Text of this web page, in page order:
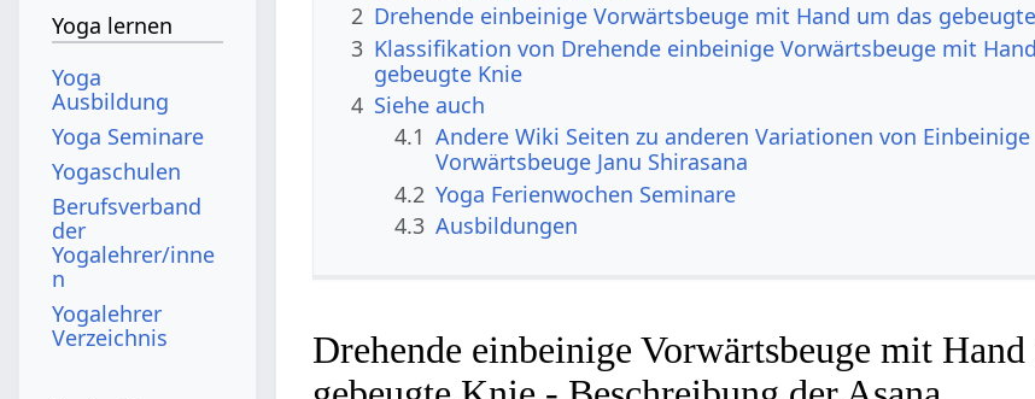
2 Drehende einbeinige Vorwärtsbeuge mit Hand um das
3 Klassifikation von Drehende einbeinige Vorwärtsbeuge mit
gebeugte Knie
4 Siehe auch
4.1 Andere Wiki Seiten zu anderen Variationen von Einbeinige
Vorwärtsbeuge Janu Shirasana
4.2 Yoga Ferienwochen Seminare
4.3 Ausbildungen
Drehende einbeinige Vorwärtsbeuge mit Hand
Yoga lernen
Yoga
Ausbildung
Yoga Seminare
Yogaschulen
Berufsverband
der
Yogalehrer/inne
n
Yogalehrer
Verzeichnis